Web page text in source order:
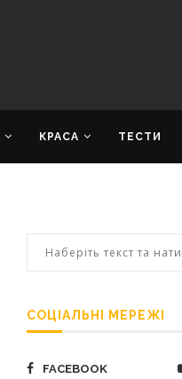
КРАСА ТЕСТИ
СОЦІАЛЬНІ МЕРЕЖІ
FACEBOOK